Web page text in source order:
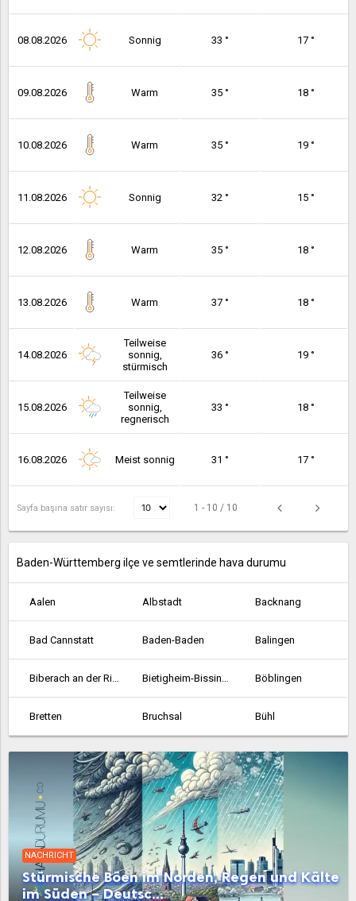
08.08.2026 Sonnig 33 ° 17 °
09.08.2026 Warm 35 ° 18 °
10.08.2026 Warm 35 ° 19 °
11.08.2026 Sonnig 32 ° 15 °
12.08.2026 Warm 35 ° 18 °
13.08.2026 Warm 37 ° 18 °
14.08.2026
Teilweise
sonnig,
stürmisch
36 ° 19 °
15.08.2026
Teilweise
sonnig,
regnerisch
33 ° 18 °
16.08.2026 Meist sonnig 31 ° 17 °
Sayfa başına satır sayısı: 1 - 10 / 10
Baden-Württemberg ilçe ve semtlerinde hava durumu
Aalen Albstadt Backnang
Bad Cannstatt Baden-Baden Balingen
Biberach an der Riss Bietigheim-Bissingen Böblingen
Bretten Bruchsal Bühl
Crailsheim Durlach Ehingen
Emmendingen Esslingen am Neckar Ettlingen
Fellbach Feuerbach Filderstadt
Freiburg im Breisgau Friedrichshafen Gaggenau
NACHRICHT
Stürmische Böen im Norden, Regen und Kälte
im Süden – Deutsc...